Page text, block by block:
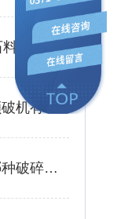
投资一条时产50吨石料生产线的成本有多少？有流程与方案吗？
粗碎颚破机与细碎颚破机有何区别？价格分别是多少？
大石头碎成石子用哪种破碎机，报价是多少？